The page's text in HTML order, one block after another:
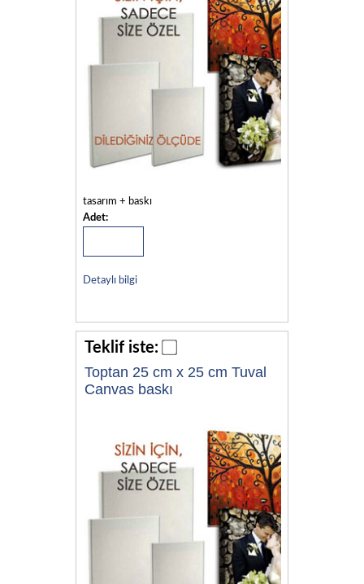
tasarım + baskı
Adet:
Detaylı bilgi
Teklif iste:
Toptan 25 cm x 25 cm Tuval
Canvas baskı